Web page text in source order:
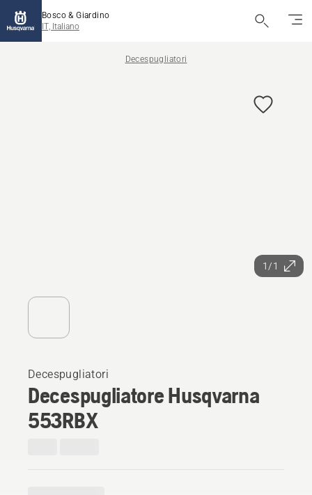
Bosco & Giardino
IT, Italiano
Decespugliatori
1/1
Decespugliatori
Decespugliatore Husqvarna
553RBX